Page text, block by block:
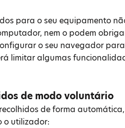
para o seu equipamento
nem o podem
o seu navegador
limitar algumas
de modo voluntário
de forma
o utilizador: